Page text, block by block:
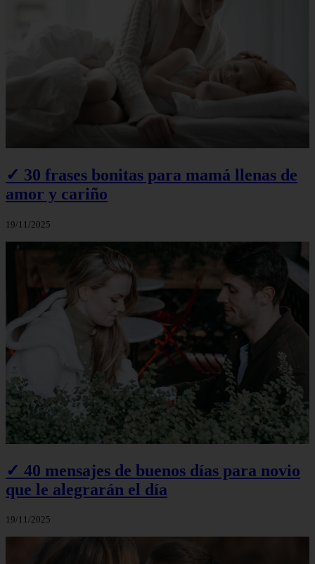
✓ 30 frases bonitas para mamá llenas de
amor y cariño
19/11/2025
✓ 40 mensajes de buenos días para novio
que le alegrarán el día
19/11/2025